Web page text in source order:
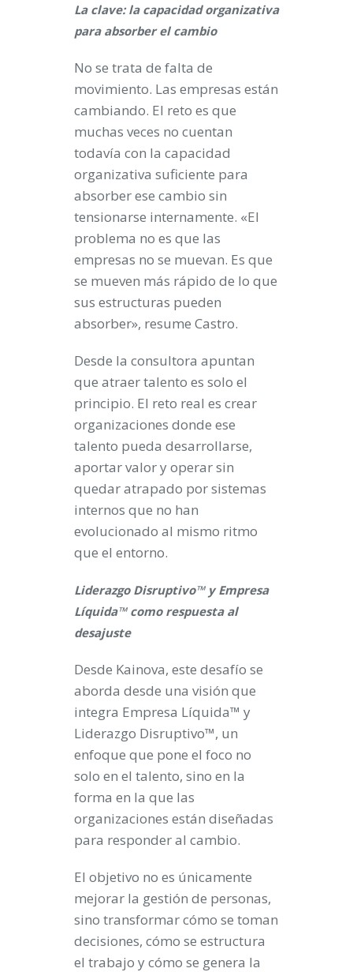
La clave: la capacidad organizativa
para absorber el cambio
No se trata de falta de
movimiento. Las empresas están
cambiando. El reto es que
muchas veces no cuentan
todavía con la capacidad
organizativa suficiente para
absorber ese cambio sin
tensionarse internamente. «El
problema no es que las
empresas no se muevan. Es que
se mueven más rápido de lo que
sus estructuras pueden
absorber», resume Castro.
Desde la consultora apuntan
que atraer talento es solo el
principio. El reto real es crear
organizaciones donde ese
talento pueda desarrollarse,
aportar valor y operar sin
quedar atrapado por sistemas
internos que no han
evolucionado al mismo ritmo
que el entorno.
Liderazgo Disruptivo™ y Empresa
Líquida™ como respuesta al
desajuste
Desde Kainova, este desafío se
aborda desde una visión que
integra Empresa Líquida™ y
Liderazgo Disruptivo™, un
enfoque que pone el foco no
solo en el talento, sino en la
forma en la que las
organizaciones están diseñadas
para responder al cambio.
El objetivo no es únicamente
mejorar la gestión de personas,
sino transformar cómo se toman
decisiones, cómo se estructura
el trabajo y cómo se genera la